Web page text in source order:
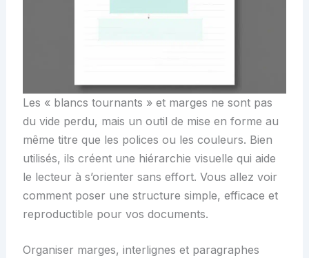
Les « blancs tournants » et marges ne sont pas
du vide perdu, mais un outil de mise en forme au
même titre que les polices ou les couleurs. Bien
utilisés, ils créent une hiérarchie visuelle qui aide
le lecteur à s’orienter sans effort. Vous allez voir
comment poser une structure simple, efficace et
reproductible pour vos documents.
Organiser marges, interlignes et paragraphes